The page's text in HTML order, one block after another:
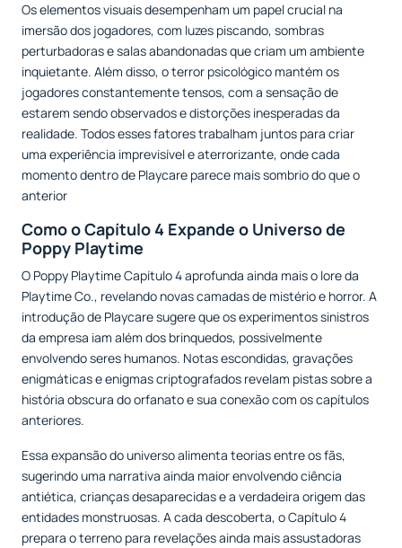
Os elementos visuais desempenham um papel crucial na
imersão dos jogadores, com luzes piscando, sombras
perturbadoras e salas abandonadas que criam um ambiente
inquietante. Além disso, o terror psicológico mantém os
jogadores constantemente tensos, com a sensação de
estarem sendo observados e distorções inesperadas da
realidade. Todos esses fatores trabalham juntos para criar
uma experiência imprevisível e aterrorizante, onde cada
momento dentro de Playcare parece mais sombrio do que o
anterior
Como o Capítulo 4 Expande o Universo de
Poppy Playtime
O Poppy Playtime Capítulo 4 aprofunda ainda mais o lore da
Playtime Co., revelando novas camadas de mistério e horror. A
introdução de Playcare sugere que os experimentos sinistros
da empresa iam além dos brinquedos, possivelmente
envolvendo seres humanos. Notas escondidas, gravações
enigmáticas e enigmas criptografados revelam pistas sobre a
história obscura do orfanato e sua conexão com os capítulos
anteriores.
Essa expansão do universo alimenta teorias entre os fãs,
sugerindo uma narrativa ainda maior envolvendo ciência
antiética, crianças desaparecidas e a verdadeira origem das
entidades monstruosas. A cada descoberta, o Capítulo 4
prepara o terreno para revelações ainda mais assustadoras